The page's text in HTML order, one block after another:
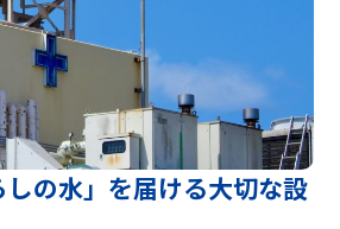
の水」を届ける大切な設